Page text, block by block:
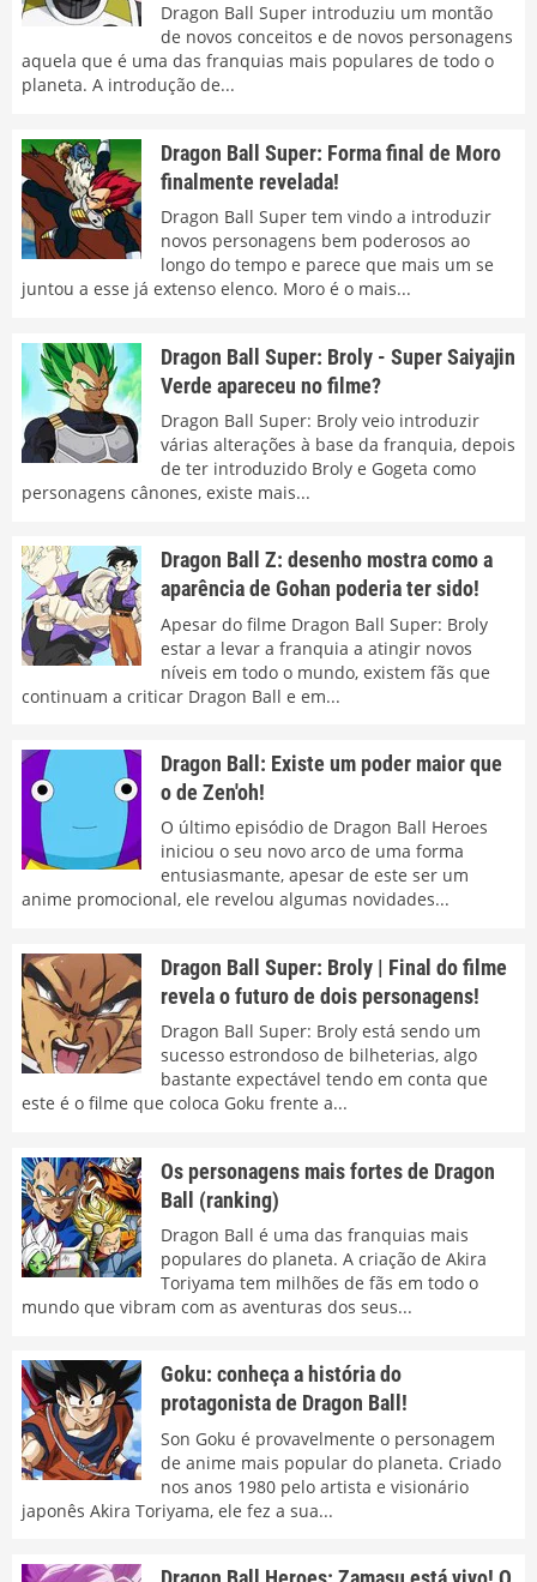
Dragon Ball Super introduziu um montão
de novos conceitos e de novos personagens
aquela que é uma das franquias mais populares de todo o
planeta. A introdução de...
Dragon Ball Super: Forma final de Moro
finalmente revelada!
Dragon Ball Super tem vindo a introduzir
novos personagens bem poderosos ao
longo do tempo e parece que mais um se
juntou a esse já extenso elenco. Moro é o mais...
Dragon Ball Super: Broly - Super Saiyajin
Verde apareceu no filme?
Dragon Ball Super: Broly veio introduzir
várias alterações à base da franquia, depois
de ter introduzido Broly e Gogeta como
personagens cânones, existe mais...
Dragon Ball Z: desenho mostra como a
aparência de Gohan poderia ter sido!
Apesar do filme Dragon Ball Super: Broly
estar a levar a franquia a atingir novos
níveis em todo o mundo, existem fãs que
continuam a criticar Dragon Ball e em...
Dragon Ball: Existe um poder maior que
o de Zen'oh!
O último episódio de Dragon Ball Heroes
iniciou o seu novo arco de uma forma
entusiasmante, apesar de este ser um
anime promocional, ele revelou algumas novidades...
Dragon Ball Super: Broly | Final do filme
revela o futuro de dois personagens!
Dragon Ball Super: Broly está sendo um
sucesso estrondoso de bilheterias, algo
bastante expectável tendo em conta que
este é o filme que coloca Goku frente a...
Os personagens mais fortes de Dragon
Ball (ranking)
Dragon Ball é uma das franquias mais
populares do planeta. A criação de Akira
Toriyama tem milhões de fãs em todo o
mundo que vibram com as aventuras dos seus...
Goku: conheça a história do
protagonista de Dragon Ball!
Son Goku é provavelmente o personagem
de anime mais popular do planeta. Criado
nos anos 1980 pelo artista e visionário
japonês Akira Toriyama, ele fez a sua...